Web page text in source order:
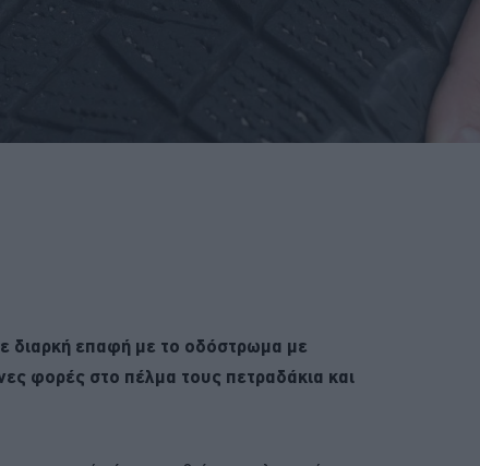
διαρκή επαφή με το οδόστρωμα με
φορές στο πέλμα τους πετραδάκια και